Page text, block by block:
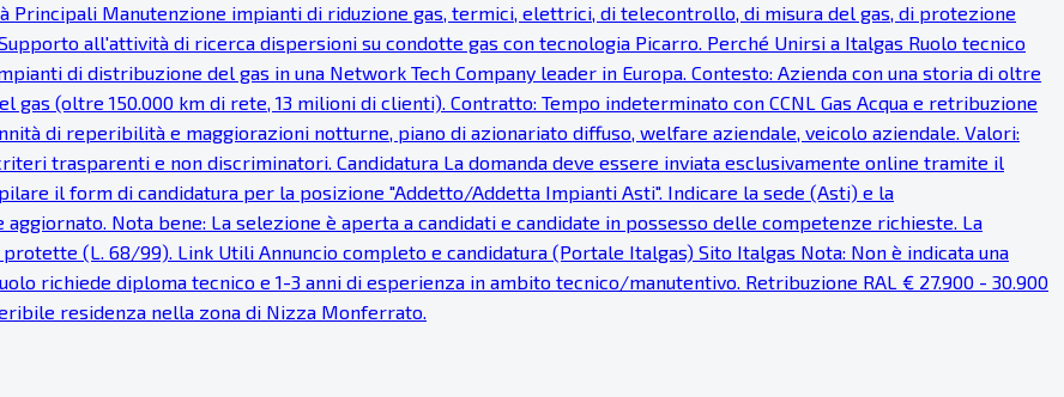
Manutenzione impianti di riduzione gas, termici, elettrici, di telecontrollo, di misura del gas, di protezione
all'attività di ricerca dispersioni su condotte gas con tecnologia Picarro. Perché Unirsi a Italgas Ruolo tecnico
di distribuzione del gas in una Network Tech Company leader in Europa. Contesto: Azienda con una storia di oltre
(oltre 150.000 km di rete, 13 milioni di clienti). Contratto: Tempo indeterminato con CCNL Gas Acqua e retribuzione
di reperibilità e maggiorazioni notturne, piano di azionariato diffuso, welfare aziendale, veicolo aziendale. Valori:
trasparenti e non discriminatori. Candidatura La domanda deve essere inviata esclusivamente online tramite il
il form di candidatura per la posizione "Addetto/Addetta Impianti Asti". Indicare la sede (Asti) e la
Nota bene: La selezione è aperta a candidati e candidate in possesso delle competenze richieste. La
(L. 68/99). Link Utili Annuncio completo e candidatura (Portale Italgas) Sito Italgas Nota: Non è indicata una
richiede diploma tecnico e 1-3 anni di esperienza in ambito tecnico/manutentivo. Retribuzione RAL € 27.900 - 30.900
residenza nella zona di Nizza Monferrato.